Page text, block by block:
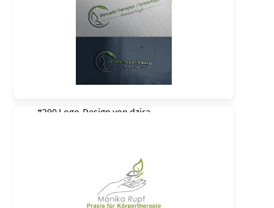
#290 Logo-Design von dzira